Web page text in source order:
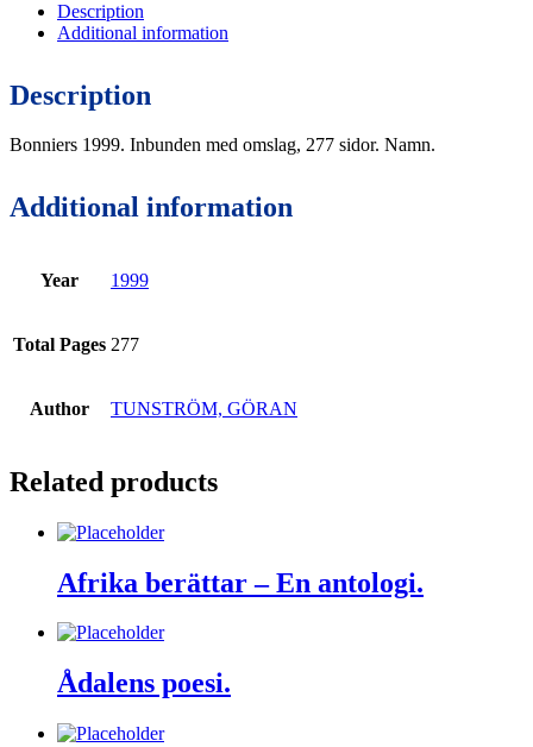
Description
Additional information
Description
Bonniers 1999. Inbunden med omslag, 277 sidor. Namn.
Additional information
Year 1999
Total Pages 277
Author TUNSTRÖM, GÖRAN
Related products
Afrika berättar – En antologi.
Ådalens poesi.